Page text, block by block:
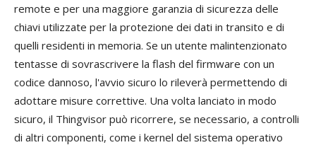
remote e per una maggiore garanzia di sicurezza delle
chiavi utilizzate per la protezione dei dati in transito e di
quelli residenti in memoria. Se un utente malintenzionato
tentasse di sovrascrivere la flash del firmware con un
codice dannoso, l'avvio sicuro lo rileverà permettendo di
adottare misure correttive. Una volta lanciato in modo
sicuro, il Thingvisor può ricorrere, se necessario, a controlli
di altri componenti, come i kernel del sistema operativo